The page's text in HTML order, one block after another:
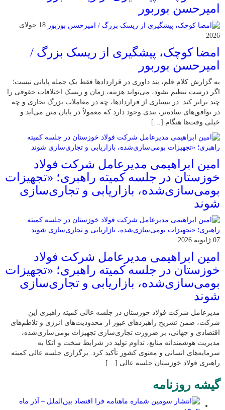
امیرحسن بوربور
18 جولای
2026
امضا کوچک، پیشگیری از ریسک بزرگ /
امیرحسن بوربور
به گزارش کلام قلم، بند داوری در قراردادها فقط یک جمله پایانی نیست؛
اگر درست تنظیم نشود، می‌تواند هزینه، زمان و ریسک اختلافات حقوقی را
چند برابر کند. در بسیاری از قراردادها، چه در معاملات بزرگ تجاری و چه
در توافق‌های ساده‌تر، بندی وجود دارد که معمولاً در پایان متن می‌آید و
خیلی وقت‌ها هنگام […]
امین ابراهیمی مدیرعامل شرکت فولاد
خوزستان در جلسه کمیته راهبری؛ «تجهیزات
بومی‌سازی‌شده، بازاریابی و تجاری‌سازی
شوند
07 ژانویه 2026
امین ابراهیمی مدیرعامل شرکت فولاد
خوزستان در جلسه کمیته راهبری؛ «تجهیزات
بومی‌سازی‌شده، بازاریابی و تجاری‌سازی
شوند
مدیرعامل شرکت فولاد خوزستان در جلسه عالی کمیته راهبری این
شرکت، ضمن تشریح راهبردهای عبور از محدودیت‌های انرژی و تلاطم‌های
اقتصادی و جهانی، بر ضرورت تجاری‌سازی تجهیزات بومی‌سازی‌شده،
مدیریت هوشمندانه منابع، تداوم تولید در شرایط سخت و اتکا به
سرمایه‌های انسانی و معنوی کشور تأکید کرد. برگزاری جلسه عالی کمیته
راهبری فولاد خوزستان جلسه عالی […]
گیشه روزنامه